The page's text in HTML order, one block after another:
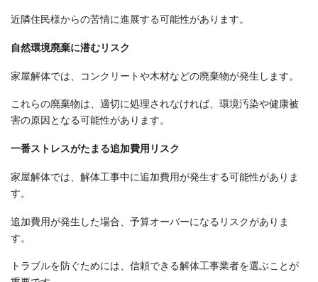
近隣住民様からの苦情に進展する可能性があります。
自然環境廃棄に潜むリスク
家屋解体では、コンクリートや木材などの廃棄物が発生します。
これらの廃棄物は、適切に処理されなければ、環境汚染や健康被
害の原因となる可能性があります。
一番ストレスがたまる追加費用リスク
家屋解体では、解体工事中に追加費用が発生する可能性がありま
す。
追加費用が発生した場合、予算オーバーになるリスクがありま
す。
トラブルを防ぐためには、信頼できる解体工事業者を選ぶことが